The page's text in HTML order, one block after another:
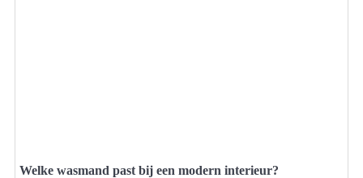
Welke wasmand past bij een modern interieur?